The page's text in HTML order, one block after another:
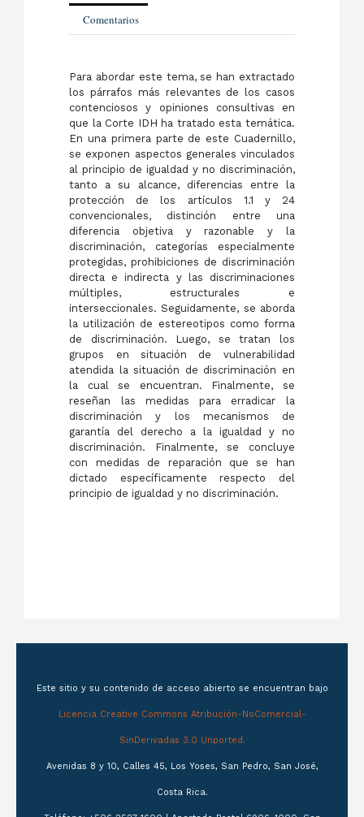
Comentarios
Para abordar este tema, se han extractado
los párrafos más relevantes de los casos
contenciosos y opiniones consultivas en
que la Corte IDH ha tratado esta temática.
En una primera parte de este Cuadernillo,
se exponen aspectos generales vinculados
al principio de igualdad y no discriminación,
tanto a su alcance, diferencias entre la
protección de los artículos 1.1 y 24
convencionales, distinción entre una
diferencia objetiva y razonable y la
discriminación, categorías especialmente
protegidas, prohibiciones de discriminación
directa e indirecta y las discriminaciones
múltiples, estructurales e
interseccionales. Seguidamente, se aborda
la utilización de estereotipos como forma
de discriminación. Luego, se tratan los
grupos en situación de vulnerabilidad
atendida la situación de discriminación en
la cual se encuentran. Finalmente, se
reseñan las medidas para erradicar la
discriminación y los mecanismos de
garantía del derecho a la igualdad y no
discriminación. Finalmente, se concluye
con medidas de reparación que se han
dictado específicamente respecto del
principio de igualdad y no discriminación.
Este sitio y su contenido de acceso abierto se encuentran bajo
Licencia Creative Commons Atribución-NoComercial-
SinDerivadas 3.0 Unported.
Avenidas 8 y 10, Calles 45, Los Yoses, San Pedro, San José,
Costa Rica.